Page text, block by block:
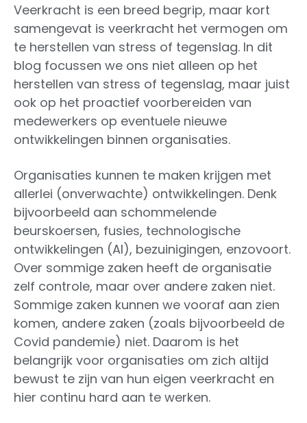
Veerkracht is een breed begrip, maar kort
samengevat is veerkracht het vermogen om
te herstellen van stress of tegenslag. In dit
blog focussen we ons niet alleen op het
herstellen van stress of tegenslag, maar juist
ook op het proactief voorbereiden van
medewerkers op eventuele nieuwe
ontwikkelingen binnen organisaties.
Organisaties kunnen te maken krijgen met
allerlei (onverwachte) ontwikkelingen. Denk
bijvoorbeeld aan schommelende
beurskoersen, fusies, technologische
ontwikkelingen (AI), bezuinigingen, enzovoort.
Over sommige zaken heeft de organisatie
zelf controle, maar over andere zaken niet.
Sommige zaken kunnen we vooraf aan zien
komen, andere zaken (zoals bijvoorbeeld de
Covid pandemie) niet. Daarom is het
belangrijk voor organisaties om zich altijd
bewust te zijn van hun eigen veerkracht en
hier continu hard aan te werken.